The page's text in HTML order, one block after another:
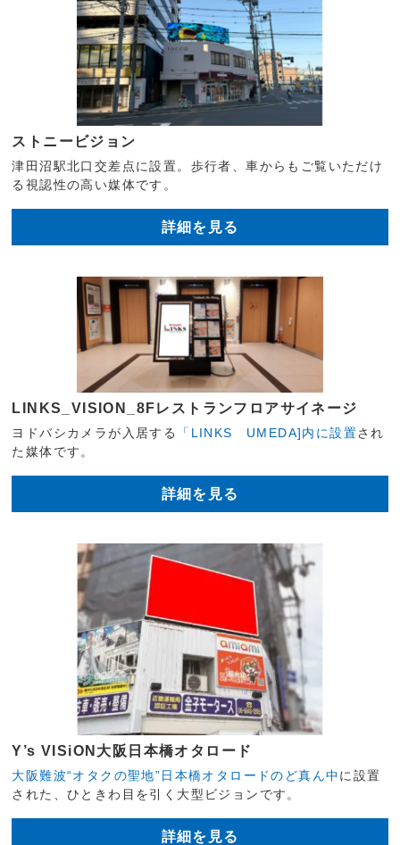
ストニービジョン
津田沼駅北口交差点に設置。歩行者、車からもご覧いただけ
る視認性の高い媒体です。
詳細を見る
LINKS_VISION_8Fレストランフロアサイネージ
ヨドバシカメラが入居する 「LINKS UMEDA]内に設置され
た媒体です。
詳細を見る
Y’s VISiON大阪日本橋オタロード
大阪難波“オタクの聖地”日本橋オタロードのど真ん中に設置
された、ひときわ目を引く大型ビジョンです。
詳細を見る